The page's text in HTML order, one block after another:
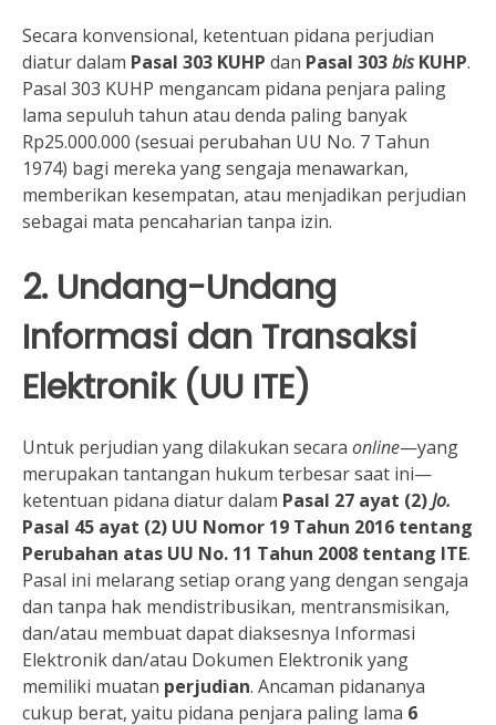
Secara konvensional, ketentuan pidana perjudian
diatur dalam Pasal 303 KUHP dan Pasal 303bisKUHP.
Pasal 303 KUHP mengancam pidana penjara paling
lama sepuluh tahun atau denda paling banyak
Rp25.000.000 (sesuai perubahan UU No. 7 Tahun
1974) bagi mereka yang sengaja menawarkan,
memberikan kesempatan, atau menjadikan perjudian
sebagai mata pencaharian tanpa izin.
2. Undang-Undang
Informasi dan Transaksi
Elektronik (UU ITE)
Untuk perjudian yang dilakukan secara online—yang
merupakan tantangan hukum terbesar saat ini—
ketentuan pidana diatur dalam Pasal 27 ayat (2)Jo.
Pasal 45 ayat (2) UU Nomor 19 Tahun 2016 tentang
Perubahan atas UU No. 11 Tahun 2008 tentang ITE.
Pasal ini melarang setiap orang yang dengan sengaja
dan tanpa hak mendistribusikan, mentransmisikan,
dan/atau membuat dapat diaksesnya Informasi
Elektronik dan/atau Dokumen Elektronik yang
memiliki muatan perjudian. Ancaman pidananya
cukup berat, yaitu pidana penjara paling lama 6